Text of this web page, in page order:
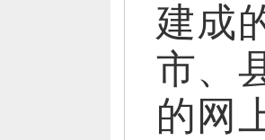
建成
市、
的网